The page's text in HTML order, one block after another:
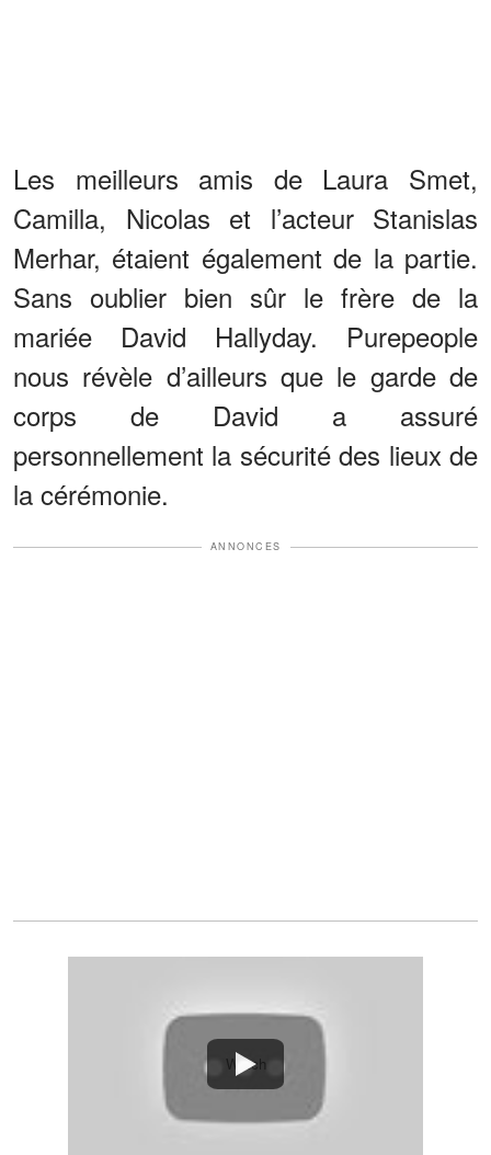
Les meilleurs amis de Laura Smet,
Camilla, Nicolas et l’acteur Stanislas
Merhar, étaient également de la partie.
Sans oublier bien sûr le frère de la
mariée David Hallyday. Purepeople
nous révèle d’ailleurs que le garde de
corps de David a assuré
personnellement la sécurité des lieux de
la cérémonie.
ANNONCES
Watch